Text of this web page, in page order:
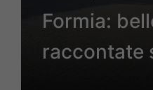
Formia:
raccontate